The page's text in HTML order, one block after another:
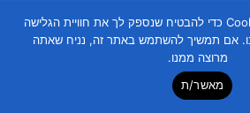
Copyright 2026 ©
אנו משתמשים בקובצי Cookie כדי להבטיח שנספק לך את חוויית הגלישה
אם תמשיך להשתמש באתר זה, נניח שאתה
מרוצה ממנו.
מאשר/ת